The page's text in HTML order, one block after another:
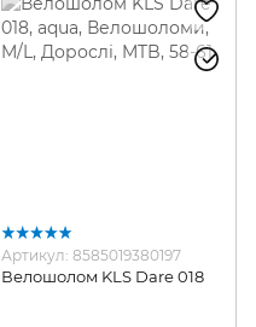
Артикул: 8585019380197
Велошолом KLS Dare 018